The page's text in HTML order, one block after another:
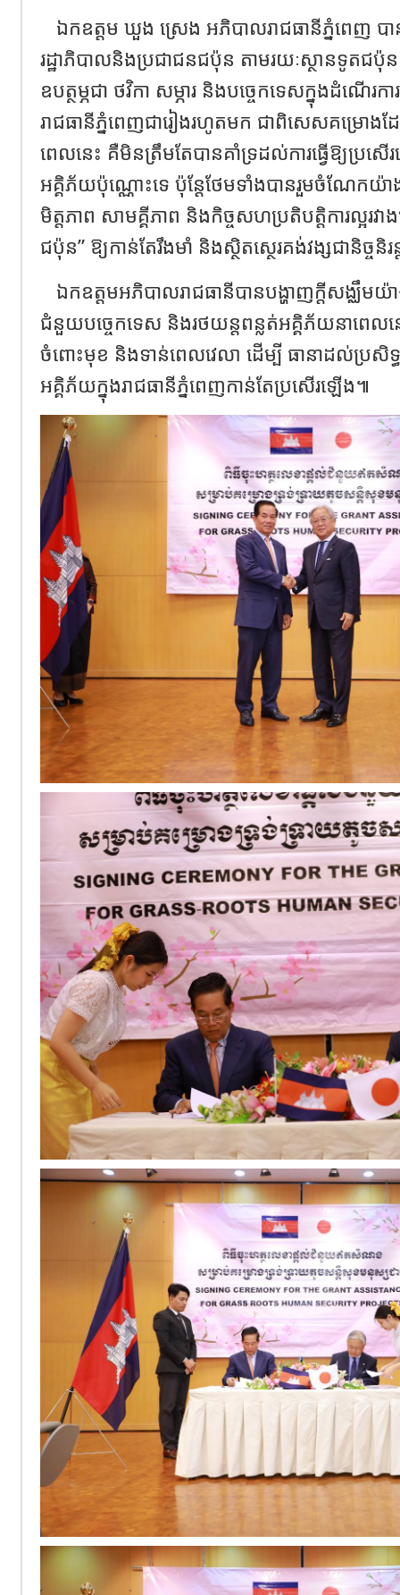
ឯកឧត្តម ឃួង ស្រេង អភិបាលរាជធានីភ្នំពេញ ប
រដ្ឋាភិបាលនិងប្រជាជនជប៉ុន តាមរយៈស្ថានទូតជ
ឧបត្ថម្ភជា ថវិកា សម្ភារ និងបច្ចេកទេសក្នុងដំណើរ
រាជធានីភ្នំពេញជារៀងរហូតមក ជាពិសេសគម្រោងដ
ពេលនេះ គឺមិនត្រឹមតែបានគាំទ្រដល់ការធ្វើឱ្យប្រសើ
អគ្គិភ័យប៉ុណ្ណោះទេ ប៉ុន្តែថែមទាំងបានរួមចំណែកយ៉
មិត្តភាព សាមគ្គីភាព និងកិច្ចសហប្រតិបត្តិការល្អរវា
ជប៉ុន” ឱ្យកាន់តែរឹងមាំ និងស្ថិតស្ថេរគង់វង្សជានិច្ចនិរ
ឯកឧត្តមអភិបាលរាជធានីបានបង្ហាញក្តីសង្ឈឹមយ៉
ជំនួយបច្ចេកទេស និងរថយន្តពន្លត់អគ្គិភ័យនាពេលនេ
ចំពោះមុខ និងទាន់ពេលវេលា ដើម្បី ធានាដល់ប្រសិទ្ធ
អគ្គិភ័យក្នុងរាជធានីភ្នំពេញកាន់តែប្រសើរឡើង៕